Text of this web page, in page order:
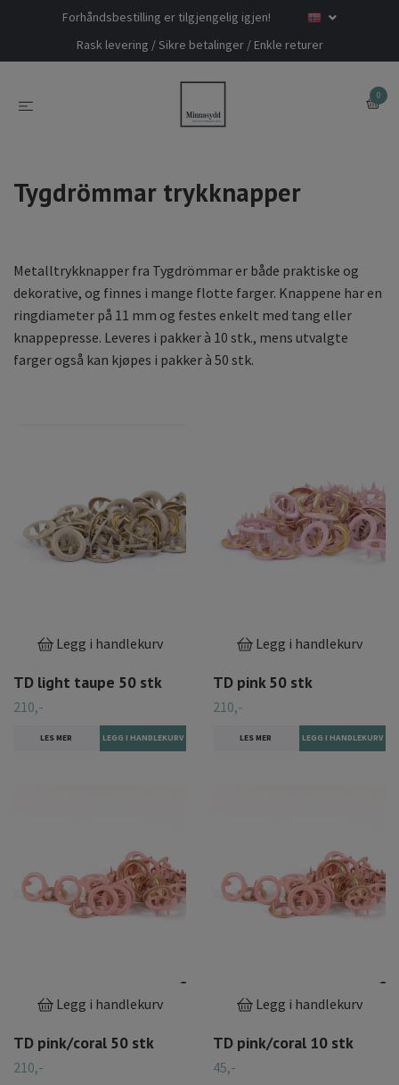
Forhåndsbestilling er tilgjengelig igjen!
Rask levering / Sikre betalinger / Enkle returer
0
Tygdrömmar trykknapper
Metalltrykknapper fra Tygdrömmar er både praktiske og
dekorative, og finnes i mange flotte farger. Knappene har en
ringdiameter på 11 mm og festes enkelt med tang eller
knappepresse. Leveres i pakker à 10 stk., mens utvalgte
farger også kan kjøpes i pakker à 50 stk.
Legg i handlekurv
TD light taupe 50 stk
210,-
LES MER
Legg i handlekurv
TD pink 50 stk
210,-
LES MER
Legg i handlekurv
TD pink/coral 50 stk
210,-
Legg i handlekurv
TD pink/coral 10 stk
45,-